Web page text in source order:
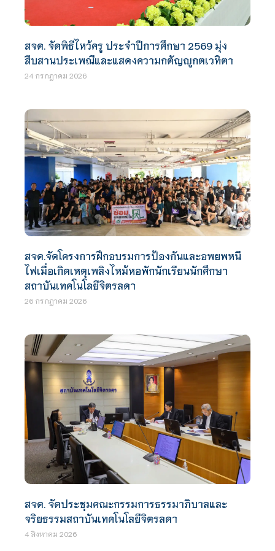
สจด. จัดพิธีไหว้ครู ประจำปีการศึกษา 2569 มุ่ง
สืบสานประเพณีและแสดงความกตัญญูกตเวทิตา
24 กรกฎาคม 2026
สจด.จัดโครงการฝึกอบรมการป้องกันและอพยพหนี
ไฟเมื่อเกิดเหตุเพลิงไหม้หอพักนักเรียนนักศึกษา
สถาบันเทคโนโลยีจิตรลดา
26 กรกฎาคม 2026
สจด. จัดประชุมคณะกรรมการธรรมาภิบาลและ
จริยธรรมสถาบันเทคโนโลยีจิตรลดา
4 สิงหาคม 2026